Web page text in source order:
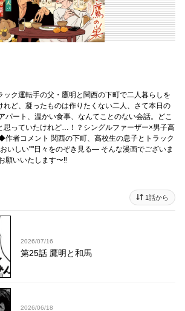
ック運転手の父・鷹明と関西の下町で二人暮らしを
れど、凝ったものは作りたくない二人、さて本日の
パート、温かい食事、なんてことのない会話。どこ
思っていたけれど…！？シングルファーザー×男子高
者コメント 関西の下町、高校生の息子とトラック
いしい""日々をのぞき見る― そんな漫画でございま
願いいたします〜‼️
1話から
2026/07/16
第25話 鷹明と和馬
2026/06/18